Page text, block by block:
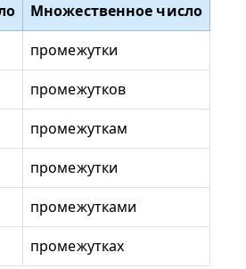
Множественное число
промежутки
промежутков
промежуткам
промежутки
промежутками
промежутках